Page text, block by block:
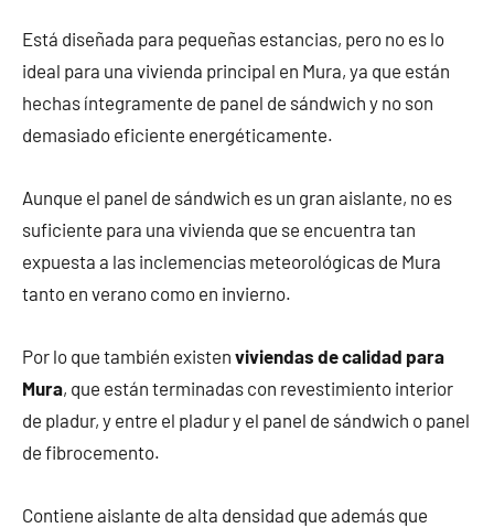
Está diseñada para pequeñas estancias, pero no es lo
ideal para una vivienda principal en Mura, ya que están
hechas íntegramente de panel de sándwich y no son
demasiado eficiente energéticamente.
Aunque el panel de sándwich es un gran aislante, no es
suficiente para una vivienda que se encuentra tan
expuesta a las inclemencias meteorológicas de Mura
tanto en verano como en invierno.
Por lo que también existen viviendas de calidad para
Mura, que están terminadas con revestimiento interior
de pladur, y entre el pladur y el panel de sándwich o panel
de fibrocemento.
Contiene aislante de alta densidad que además que